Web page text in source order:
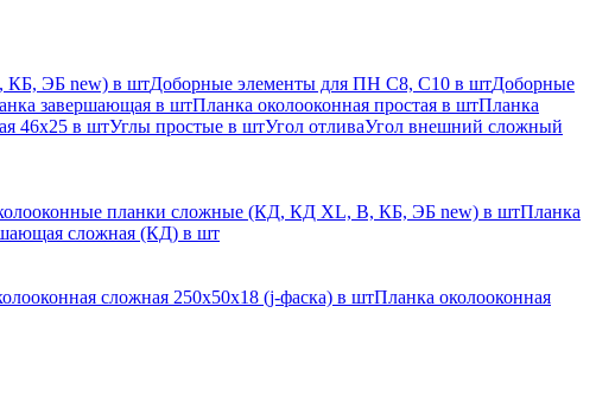
КБ, ЭБ new) в штДоборные элементы для ПН С8, С10 в штДоборные
завершающая в штПланка околооконная простая в штПланка
46х25 в штУглы простые в штУгол отливаУгол внешний сложный
планки сложные (КД, КД XL, В, КБ, ЭБ new) в штПланка
сложная (КД) в шт
сложная 250х50х18 (j-фаска) в штПланка околооконная